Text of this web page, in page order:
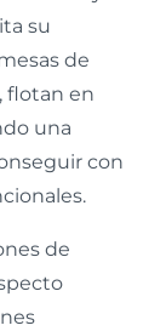
su
de
flotan en
una
con
de